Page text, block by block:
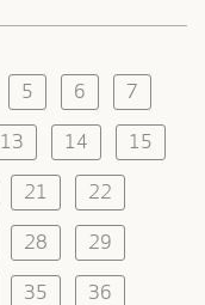
5 6 7
13 14 15
21 22
28 29
35 36